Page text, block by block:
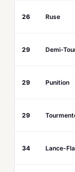
26 Ruse
29 Demi-
29 Punition
29
34 Lance-